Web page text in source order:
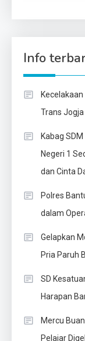
Info
Trans
Kabag
Negeri 1
dan Cinta
Polres
dalam
Gelapkan
Pria Paruh
SD
Harapan
Mercu
Pelajar